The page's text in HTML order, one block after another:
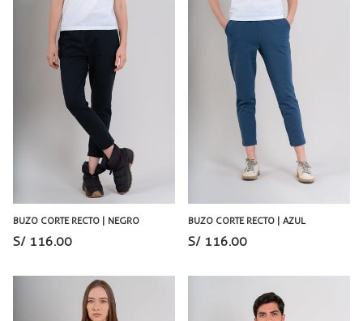
BUZO CORTE RECTO | NEGRO
S/ 116.00
BUZO CORTE RECTO | AZUL
S/ 116.00